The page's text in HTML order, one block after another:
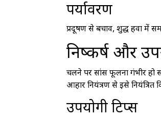
पर्यावरण
प्रदूषण से बचाव, शुद्ध हवा में
निष्कर्ष और
चलने पर सांस फूलना गंभीर हो
आहार नियंत्रण से इसे नियंत्रित
उपयोगी टिप्स